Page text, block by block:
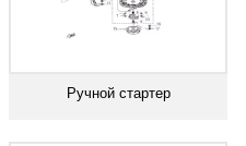
Ручной стартер